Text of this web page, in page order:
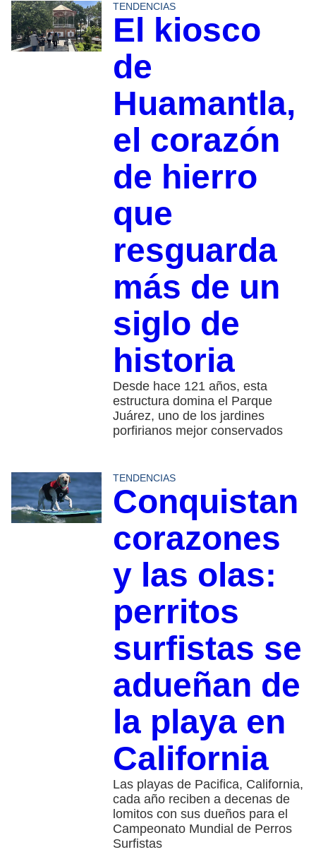
TENDENCIAS
El kiosco
de
Huamantla,
el corazón
de hierro
que
resguarda
más de un
siglo de
historia
Desde hace 121 años, esta
estructura domina el Parque
Juárez, uno de los jardines
porfirianos mejor conservados
TENDENCIAS
Conquistan
corazones
y las olas:
perritos
surfistas se
adueñan de
la playa en
California
Las playas de Pacifica, California,
cada año reciben a decenas de
lomitos con sus dueños para el
Campeonato Mundial de Perros
Surfistas